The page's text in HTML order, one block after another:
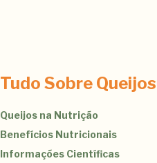
Tudo Sobre Queijos
Queijos na Nutrição
Benefícios Nutricionais
Informações Científicas